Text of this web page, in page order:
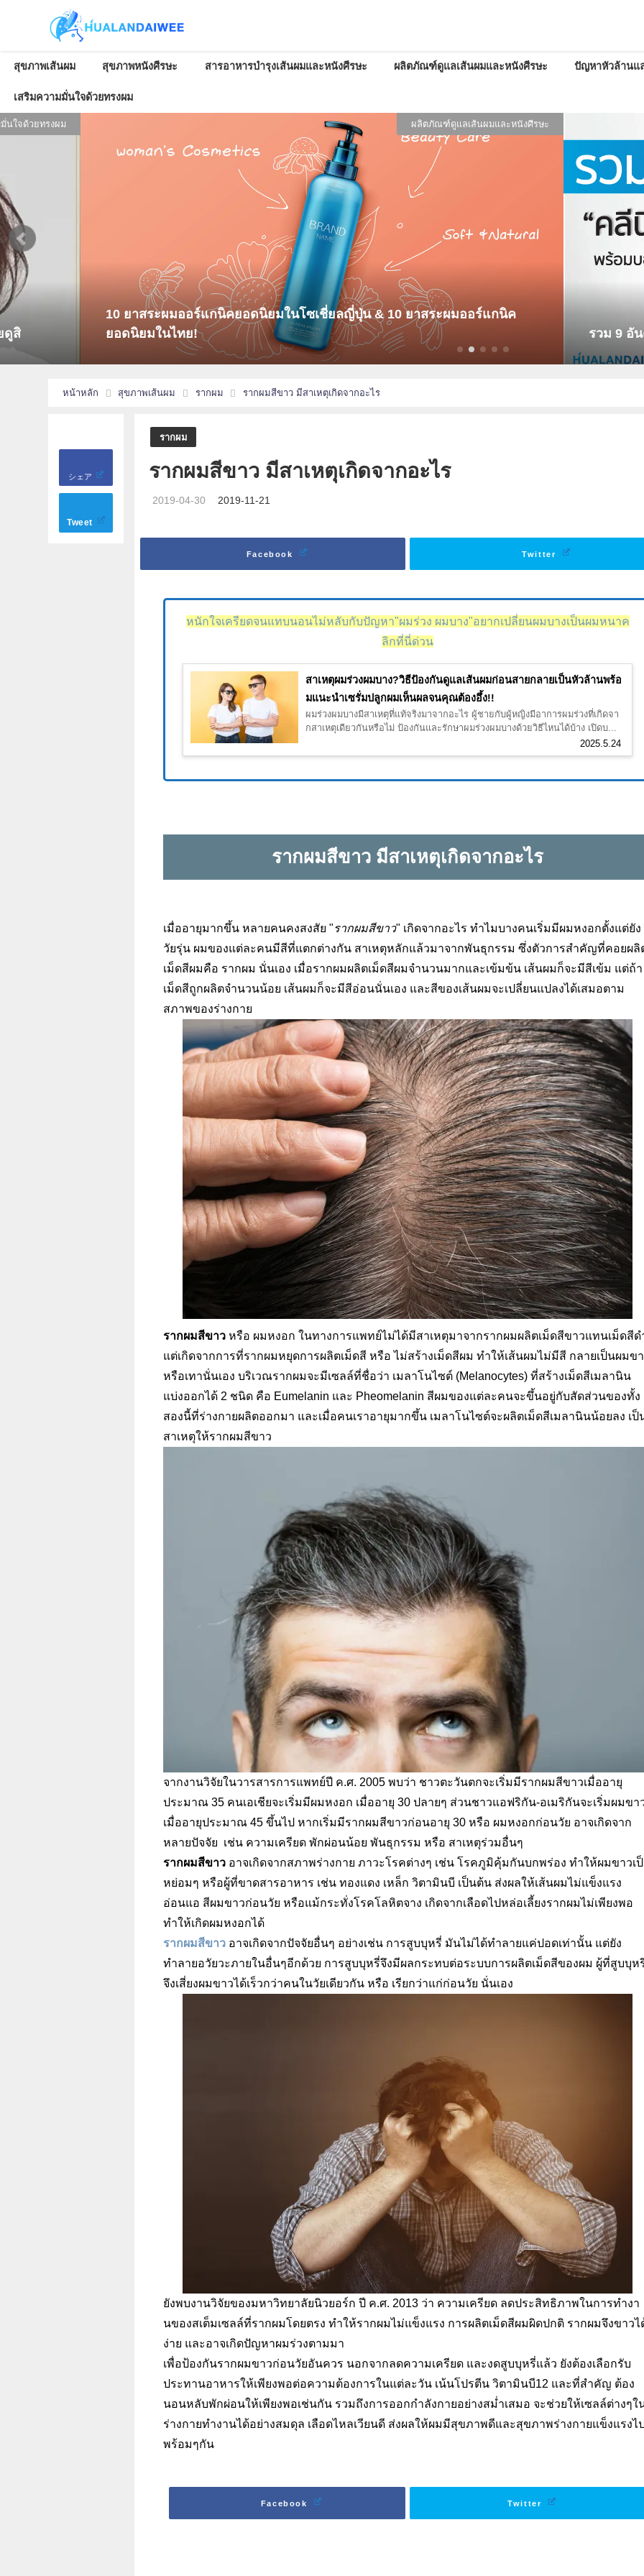
สุขภาพเส้นผม สุขภาพหนังศีรษะ สารอาหารบำรุงเส้นผมและหนังศีรษะ ผลิตภัณฑ์ดูแลเส้นผมและหนังศีรษะ ปัญหาหัวล้านแ
เสริมความมั่นใจด้วยทรงผม
ยลญี่ปุ่น & 10 ยาสระผมออร์แกนิค
รวม 9 อันดับ คลินิกปลูกผมที่ชาว Pantip [[รีวิว]] แน่นที่สุด! ใน กทม.
หน้าหลัก สุขภาพเส้นผม รากผม รากผมสีขาว มีสาเหตุเกิดจากอะไร
シェア
Tweet
รากผม
รากผมสีขาว มีสาเหตุเกิดจากอะไร
2019-04-30 2019-11-21
Facebook Twitter
หนักใจเครียดจนแทบนอนไม่หลับกับปัญหา"ผมร่วง ผมบาง"อยากเปลี่ยนผมบางเป็นผมหนาค
ลิกที่นี่ด่วน
สาเหตุผมร่วงผมบาง?วิธีป้องกันดูแลเส้นผมก่อนสายกลายเป็นหัวล้านพร้อ
มแนะนำเซรั่มปลูกผมเห็นผลจนคุณต้องอึ้ง!!
2025.5.24
ผมร่วงผมบางมีสาเหตุที่แท้จริงมาจากอะไร ผู้ชายกับผู้หญิงมีอาการผมร่วงที่เกิดจา
กสาเหตุเดียวกันหรือไม่ ป้องกันและรักษาผมร่วงผมบางด้วยวิธีไหนได้บ้าง เปิดบ...
รากผมสีขาว มีสาเหตุเกิดจากอะไร
เมื่ออายุมากขึ้น หลายคนคงสงสัย "รากผมสีขาว" เกิดจากอะไร ทำไมบางคนเริ่มมีผมหงอกตั้งแต่ยัง
วัยรุ่น ผมของแต่ละคนมีสีที่แตกต่างกัน สาเหตุหลักแล้วมาจากพันธุกรรม ซึ่งตัวการสำคัญที่คอยผลิ
เม็ดสีผมคือ รากผม นั่นเอง เมื่อรากผมผลิตเม็ดสีผมจำนวนมากและเข้มข้น เส้นผมก็จะมีสีเข้ม แต่ถ้า
เม็ดสีถูกผลิตจำนวนน้อย เส้นผมก็จะมีสีอ่อนนั่นเอง และสีของเส้นผมจะเปลี่ยนแปลงได้เสมอตาม
สภาพของร่างกาย
รากผมสีขาว หรือ ผมหงอก ในทางการแพทย์ไม่ได้มีสาเหตุมาจากรากผมผลิตเม็ดสีขาวแทนเม็ดสีด
แต่เกิดจากการที่รากผมหยุดการผลิตเม็ดสี หรือ ไม่สร้างเม็ดสีผม ทำให้เส้นผมไม่มีสี กลายเป็นผมข
หรือเทานั่นเอง บริเวณรากผมจะมีเซลล์ที่ชื่อว่า เมลาโนไซต์ (Melanocytes)ที่สร้างเม็ดสีเมลานิน
แบ่งออกได้ 2 ชนิด คือ Eumelanin และ Pheomelanin สีผมของแต่ละคนจะขึ้นอยู่กับสัดส่วนของทั้ง
สองนี้ที่ร่างกายผลิตออกมา และเมื่อคนเราอายุมากขึ้น เมลาโนไซต์จะผลิตเม็ดสีเมลานินน้อยลง เป็
สาเหตุให้รากผมสีขาว
จากงานวิจัยในวารสารการแพทย์ปี ค.ศ. 2005พบว่า ชาวตะวันตกจะเริ่มมีรากผมสีขาวเมื่ออายุ
ประมาณ 35 คนเอเชียจะเริ่มมีผมหงอก เมื่ออายุ30ปลายๆ ส่วนชาวแอฟริกัน-อเมริกันจะเริ่มผมขา
เมื่ออายุประมาณ 45 ขึ้นไป หากเริ่มมีรากผมสีขาวก่อนอายุ 30หรือ ผมหงอกก่อนวัย อาจเกิดจาก
หลายปัจจัย เช่น ความเครียด พักผ่อนน้อย พันธุกรรม หรือ สาเหตุร่วมอื่นๆ
รากผมสีขาว อาจเกิดจากสภาพร่างกาย ภาวะโรคต่างๆ เช่น โรคภูมิคุ้มกันบกพร่อง ทำให้ผมขาวเ
หย่อมๆ หรือผู้ที่ขาดสารอาหาร เช่น ทองแดง เหล็ก วิตามินบี เป็นต้น ส่งผลให้เส้นผมไม่แข็งแรง
อ่อนแอ สีผมขาวก่อนวัย หรือแม้กระทั่งโรคโลหิตจาง เกิดจากเลือดไปหล่อเลี้ยงรากผมไม่เพียงพอ
ทำให้เกิดผมหงอกได้
รากผมสีขาว อาจเกิดจากปัจจัยอื่นๆ อย่างเช่น การสูบบุหรี่ มันไม่ได้ทำลายแค่ปอดเท่านั้น แต่ยัง
ทำลายอวัยวะภายในอื่นๆอีกด้วย การสูบบุหรี่จึงมีผลกระทบต่อระบบการผลิตเม็ดสีของผม ผู้ที่สูบบุห
จึงเสี่ยงผมขาวได้เร็วกว่าคนในวัยเดียวกัน หรือ เรียกว่าแก่ก่อนวัย นั่นเอง
ยังพบงานวิจัยของมหาวิทยาลัยนิวยอร์ก ปี ค.ศ. 2013 ว่า ความเครียด ลดประสิทธิภาพในการทำงา
นของสเต็มเซลล์ที่รากผมโดยตรง ทำให้รากผมไม่แข็งแรง การผลิตเม็ดสีผมผิดปกติ รากผมจึงขาวไ
ง่าย และอาจเกิดปัญหาผมร่วงตามมา
เพื่อป้องกันรากผมขาวก่อนวัยอันควร นอกจากลดความเครียด และงดสูบบุหรี่แล้ว ยังต้องเลือกรับ
ประทานอาหารให้เพียงพอต่อความต้องการในแต่ละวัน เน้นโปรตีน วิตามินบี12 และที่สำคัญ ต้อง
นอนหลับพักผ่อนให้เพียงพอเช่นกัน รวมถึงการออกกำลังกายอย่างสม่ำเสมอ จะช่วยให้เซลล์ต่างๆใ
ร่างกายทำงานได้อย่างสมดุล เลือดไหลเวียนดี ส่งผลให้ผมมีสุขภาพดีและสุขภาพร่างกายแข็งแรงไ
พร้อมๆกัน
Facebook Twitter